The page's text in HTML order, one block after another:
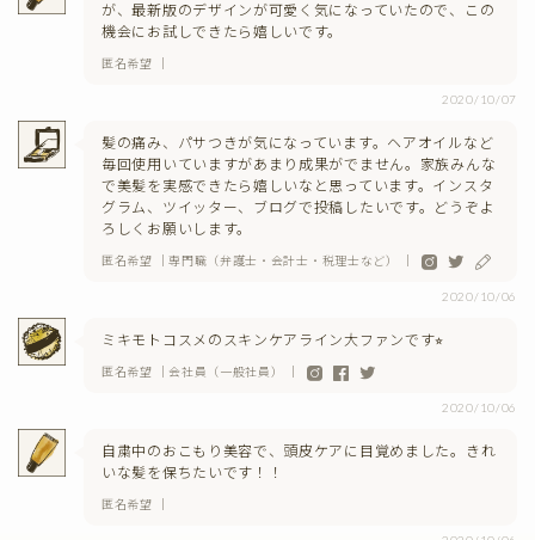
が、最新版のデザインが可愛く気になっていたので、この
機会にお試しできたら嬉しいです。
匿名希望 ｜
2020/10/07
髪の痛み、パサつきが気になっています。ヘアオイルなど
毎回使用いていますがあまり成果がでません。家族みんな
で美髪を実感できたら嬉しいなと思っています。インスタ
グラム、ツイッター、ブログで投稿したいです。どうぞよ
ろしくお願いします。
匿名希望 ｜専門職（弁護士・会計士・税理士など） ｜
2020/10/06
ミキモトコスメのスキンケアライン大ファンです⭐︎
匿名希望 ｜会社員（一般社員） ｜
2020/10/06
自粛中のおこもり美容で、頭皮ケアに目覚めました。きれ
いな髪を保ちたいです！！
匿名希望 ｜